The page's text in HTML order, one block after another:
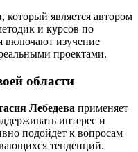
, который является автором
и курсов по
включают изучение
проектами.
области
Лебедева применяет
интерес и
подойдет к вопросам
тенденций.